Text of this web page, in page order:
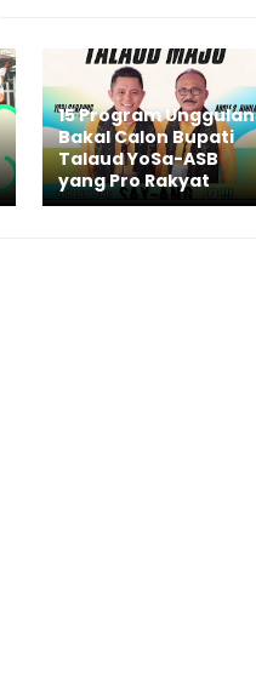
15 Program Unggulan
Bakal Calon Bupati
Talaud YoSa-ASB
yang Pro Rakyat